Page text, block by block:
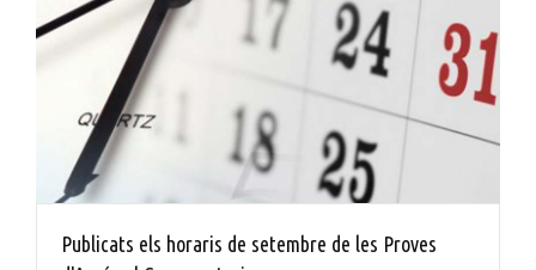
Publicats els horaris de setembre de les Proves